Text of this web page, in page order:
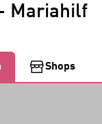
Mariahilf
Shops